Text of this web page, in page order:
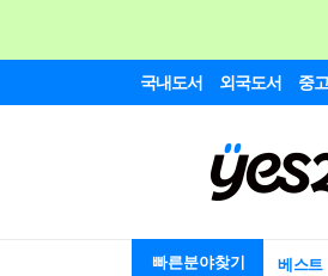
국내도서 외국도서 중
빠른분야찾기 베스트